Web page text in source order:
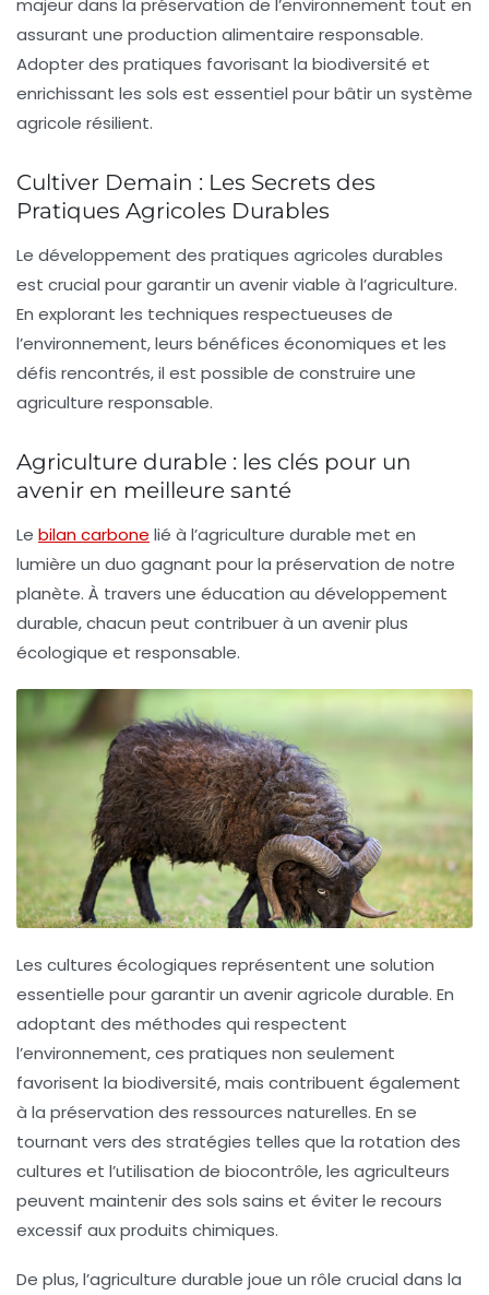
majeur dans la préservation de l’environnement tout en
assurant une production alimentaire responsable.
Adopter des pratiques favorisant la biodiversité et
enrichissant les sols est essentiel pour bâtir un système
agricole résilient.
Cultiver Demain : Les Secrets des
Pratiques Agricoles Durables
Le développement des pratiques agricoles durables
est crucial pour garantir un avenir viable à l’agriculture.
En explorant les techniques respectueuses de
l’environnement, leurs bénéfices économiques et les
défis rencontrés, il est possible de construire une
agriculture responsable.
Agriculture durable : les clés pour un
avenir en meilleure santé
Le bilan carbone lié à l’agriculture durable met en
lumière un duo gagnant pour la préservation de notre
planète. À travers une éducation au développement
durable, chacun peut contribuer à un avenir plus
écologique et responsable.
Les cultures écologiques représentent une solution
essentielle pour garantir un avenir agricole durable. En
adoptant des méthodes qui respectent
l’environnement, ces pratiques non seulement
favorisent la biodiversité, mais contribuent également
à la préservation des ressources naturelles. En se
tournant vers des stratégies telles que la rotation des
cultures et l’utilisation de biocontrôle, les agriculteurs
peuvent maintenir des sols sains et éviter le recours
excessif aux produits chimiques.
De plus, l’agriculture durable joue un rôle crucial dans la